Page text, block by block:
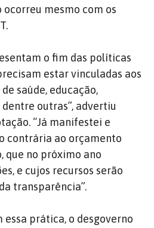
ocorreu mesmo com os
o fim das políticas
estar vinculadas aos
saúde, educação,
outras”, advertiu
“Já manifestei e
contrária ao orçamento
que no próximo ano
e cujos recursos serão
transparência”.
essa prática, o desgoverno